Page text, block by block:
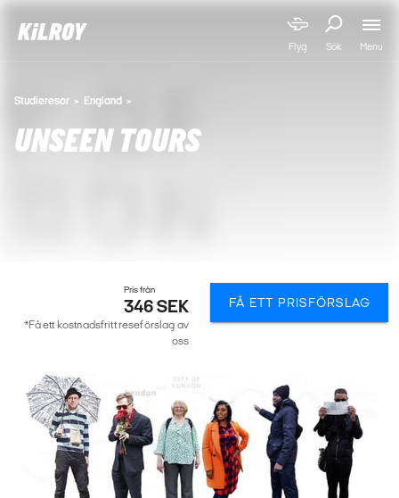
Flyg Sök Menu
Studieresor England
UNSEEN TOURS
Pris från
346 SEK
*Få ett kostnadsfritt reseförslag av
oss
FÅ ETT PRISFÖRSLAG